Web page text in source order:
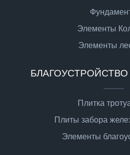
Элементы
Элементы
Плитка
Плиты забора
Элементы